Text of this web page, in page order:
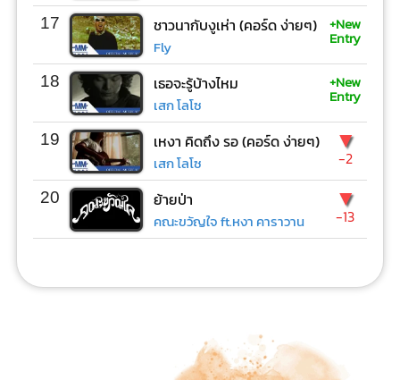
17 ชาวนากับงูเห่า (คอร์ด ง่ายๆ)
Fly
+New
Entry
18 เธอจะรู้บ้างไหม
เสก โลโซ
+New
Entry
19 เหงา คิดถึง รอ (คอร์ด ง่ายๆ)
เสก โลโซ
▼
-2
20 ย้ายป่า
คณะขวัญใจ ft.หงา คาราวาน
▼
-13